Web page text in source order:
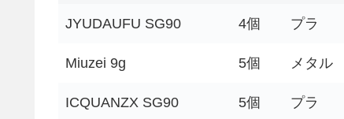
JYUDAUFU SG90 4個 プラ
Miuzei 9g 5個 メタル
ICQUANZX SG90 5個 プラ